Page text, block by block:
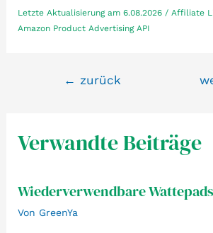
Letzte Aktualisierung am 6.08.2026 / Affiliate
Amazon Product Advertising API
Beitragsnavigation
← zurück
Verwandte Beiträge
Wiederverwendbare Wattepads
Von GreenYa